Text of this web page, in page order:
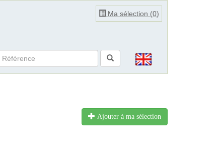
Ma sélection (0)
Ajouter à ma sélection